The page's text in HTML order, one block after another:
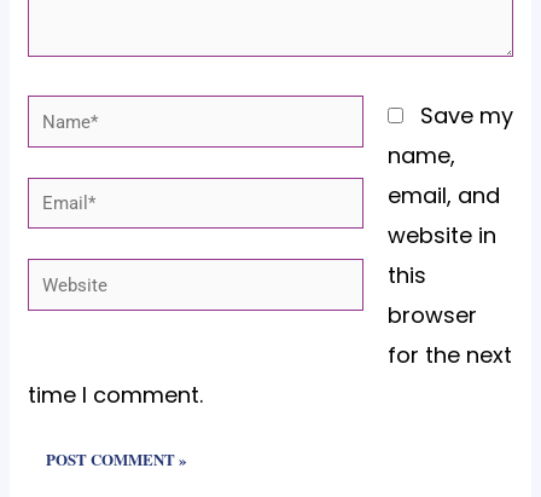
Name*
Email*
Website
Save my
name,
email, and
website in
this
browser
for the next
time I comment.